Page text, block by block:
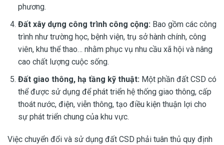
phương.
Đất xây dựng công trình công cộng: Bao gồm các công
trình như trường học, bệnh viện, trụ sở hành chính, công
viên, khu thể thao… nhằm phục vụ nhu cầu xã hội và nâng
cao chất lượng cuộc sống.
Đất giao thông, hạ tầng kỹ thuật: Một phần đất CSD có
thể được sử dụng để phát triển hệ thống giao thông, cấp
thoát nước, điện, viễn thông, tạo điều kiện thuận lợi cho
sự phát triển chung của khu vực.
Việc chuyển đổi và sử dụng đất CSD phải tuân thủ quy định